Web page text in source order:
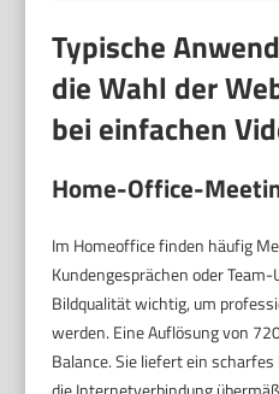
Typische
die Wahl der
bei einfachen
Home-Office-
Im Homeoffice finden häufig
Kundengesprächen oder
Bildqualität wichtig, um
werden. Eine Auflösung von
Balance. Sie liefert ein